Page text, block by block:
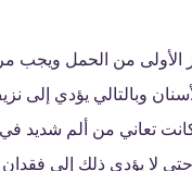
من الحمل ويجب
وبالتالي يؤدي
كانت تعاني من ألم شديد
لا يؤدي ذلك إلى